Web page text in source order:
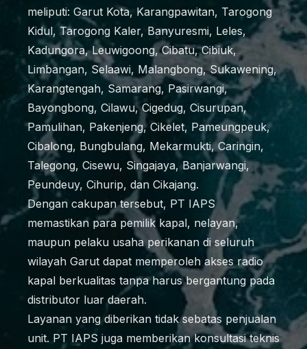
meliputi: Garut Kota, Karangpawitan, Tarogong
Kidul, Tarogong Kaler, Banyuresmi, Leles,
Kadungora, Leuwigoong, Cibatu, Cibiuk,
Limbangan, Selaawi, Malangbong, Sukawening,
Karangtengah, Samarang, Pasirwangi,
Bayongbong, Cilawu, Cigedug, Cisurupan,
Pamulihan, Pakenjeng, Cikelet, Pameungpeuk,
Cibalong, Bungbulang, Mekarmukti, Caringin,
Talegong, Cisewu, Singajaya, Banjarwangi,
Peundeuy, Cihurip, dan Cikajang.
Dengan cakupan tersebut, PT IAPS
memastikan para pemilik kapal, nelayan,
maupun pelaku usaha perikanan di seluruh
wilayah Garut dapat memperoleh akses radio
kapal berkualitas tanpa harus bergantung pada
distributor luar daerah.
Layanan yang diberikan tidak sebatas penjualan
unit. PT IAPS juga memberikan konsultasi teknis